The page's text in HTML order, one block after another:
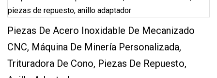
Piezas De Acero Inoxidable De Mecanizado
CNC, Máquina De Minería Personalizada,
Trituradora De Cono, Piezas De Repuesto,